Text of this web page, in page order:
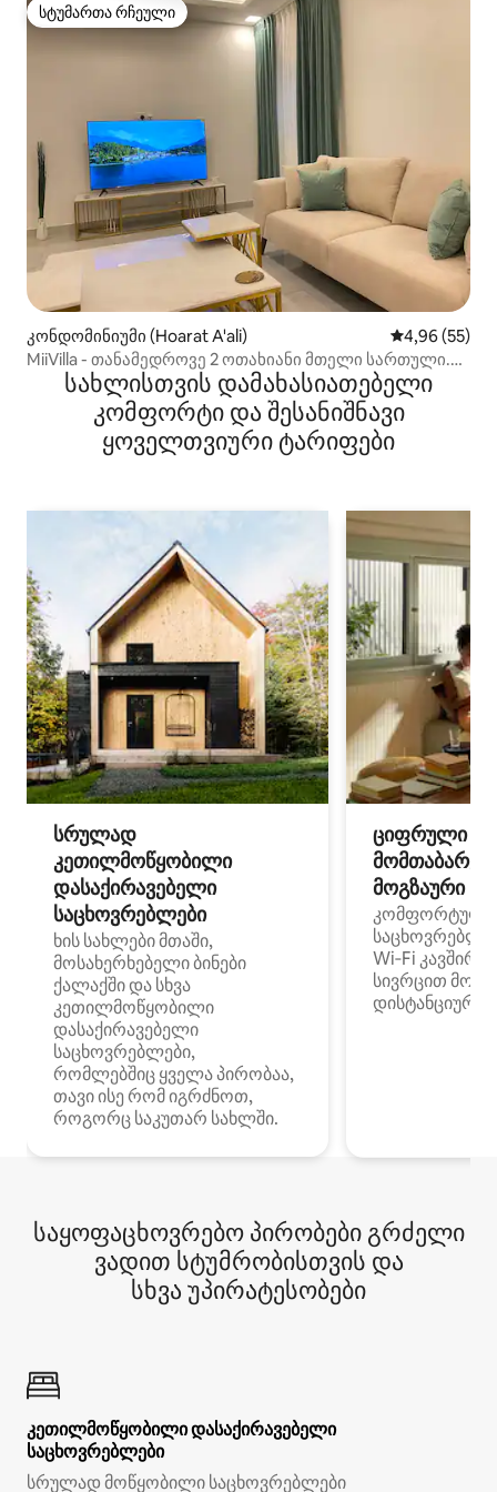
სტუმართა რჩეული
სტუმართა რჩეული
კონდომინიუმი (Hoarat A'ali) საშუალო
4,96 (55)
MiiVilla - თანამედროვე 2 ოთახიანი მთელი სართული.
უფასო პარკი
სახლისთვის დამახასიათებელი
კომფორტი და შესანიშნავი
ყოველთვიური ტარიფები
სრულად
კეთილმოწყობილი
დასაქირავებელი
საცხოვრებლები
ხის სახლები მთაში,
მოსახერხებელი ბინები
ქალაქში და სხვა
კეთილმოწყობილი
დასაქირავებელი
საცხოვრებლები,
რომლებშიც ყველა პირობაა,
თავი ისე რომ იგრძნოთ,
როგორც საკუთარ სახლში.
ციფრული
მოგზაური
კომფორტული
Wi‑Fi
სივრცით
დისტანციური
საყოფაცხოვრებო პირობები გრძელი
ვადით სტუმრობისთვის და
სხვა უპირატესობები
კეთილმოწყობილი დასაქირავებელი
საცხოვრებლები
სრულად მოწყობილი საცხოვრებლები